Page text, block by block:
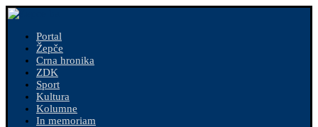
Portal
Žepče
Crna hronika
ZDK
Sport
Kultura
Kolumne
In memoriam